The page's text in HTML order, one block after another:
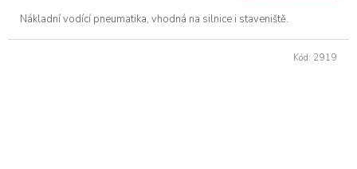
Nákladní vodící pneumatika, vhodná na silnice i staveniště.
Kód: 2919